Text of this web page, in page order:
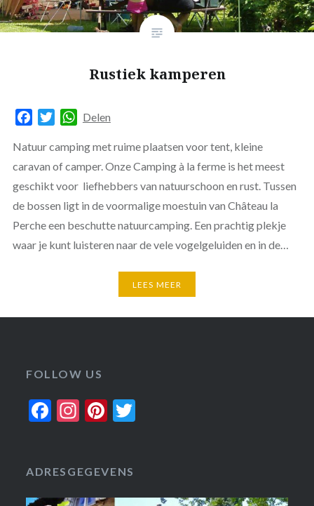
Rustiek kamperen
FacebookTwitterWhatsApp
Delen
Natuur camping met ruime plaatsen voor tent, kleine
caravan of camper. Onze Camping à la ferme is het meest
geschikt voor liefhebbers van natuurschoon en rust. Tussen
de bossen ligt in de voormalige moestuin van Château la
Perche een beschutte natuurcamping. Een prachtig plekje
waar je kunt luisteren naar de vele vogelgeluiden en in de…
LEES MEER
FOLLOW US
Facebook
Instagram
Pinterest
ADRESGEGEVENS